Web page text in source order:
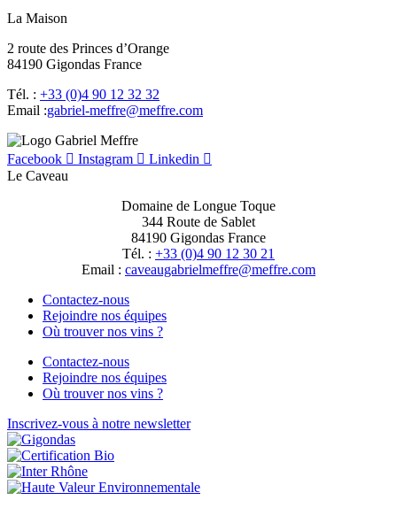
La Maison
2 route des Princes d’Orange
84190 Gigondas France
Tél. : +33 (0)4 90 12 32 32
Email :moc.erffem@erffem-leirbag
Facebook Instagram
Linkedin
Le Caveau
Domaine de Longue Toque
344 Route de Sablet
84190 Gigondas France
Tél. : +33 (0)4 90 12 30 21
Email : moc.erffem@erffemleirbaguaevac
Contactez-nous
Rejoindre nos équipes
Où trouver nos vins ?
Contactez-nous
Rejoindre nos équipes
Où trouver nos vins ?
Inscrivez-vous à notre newsletter